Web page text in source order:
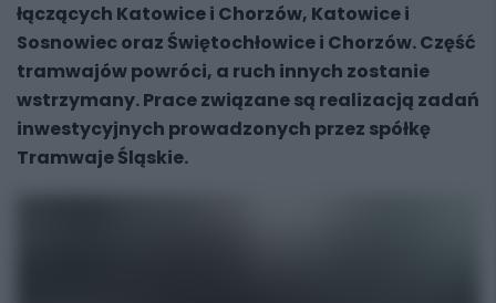
łączących Katowice i Chorzów, Katowice i
Sosnowiec oraz Świętochłowice i Chorzów. Część
tramwajów powróci, a ruch innych zostanie
wstrzymany. Prace związane są realizacją zadań
inwestycyjnych prowadzonych przez spółkę
Tramwaje Śląskie.